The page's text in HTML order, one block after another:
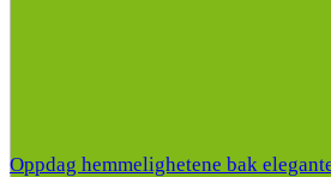
Oppdag hemmelighetene bak